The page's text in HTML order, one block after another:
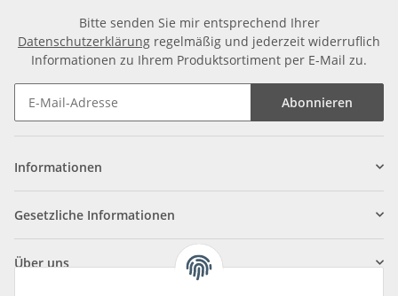
Bitte senden Sie mir entsprechend Ihrer
Datenschutzerklärung regelmäßig und jederzeit widerruflich
Informationen zu Ihrem Produktsortiment per E-Mail zu.
Abonnieren
Informationen
Gesetzliche Informationen
Über uns